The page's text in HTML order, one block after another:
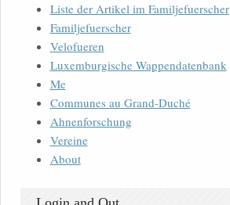
Liste der Artikel im Familjefuerscher
Familjefuerscher
Velofueren
Luxemburgische Wappendatenbank
Me
Communes au Grand-Duché
Ahnenforschung
Vereine
About